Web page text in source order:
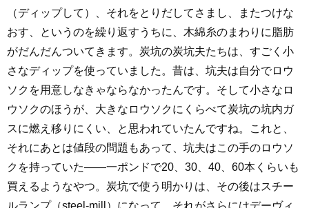
（ディップして）、それをとりだしてさまし、またつけな
おす、というのを繰り返すうちに、木綿糸のまわりに脂肪
がだんだんついてきます。炭坑の炭坑夫たちは、すごく小
さなディップを使っていました。昔は、坑夫は自分でロウ
ソクを用意しなきゃならなかったんです。そして小さなロ
ウソクのほうが、大きなロウソクにくらべて炭坑の坑内ガ
スに燃え移りにくい、と思われていたんですね。これと、
それにあとは値段の問題もあって、坑夫はこの手のロウソ
クを持っていた――一ポンドで20、30、40、60本くらいも
買えるようなやつ。炭坑で使う明かりは、その後はスチー
ルランプ（steel-mill）になって、それがさらにはデーヴィ